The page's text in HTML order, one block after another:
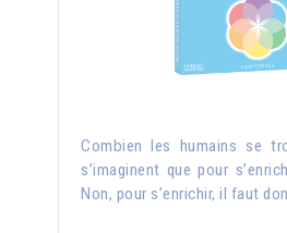
Combien les humains se
s’imaginent que pour
Non, pour s’enrichir, il faut